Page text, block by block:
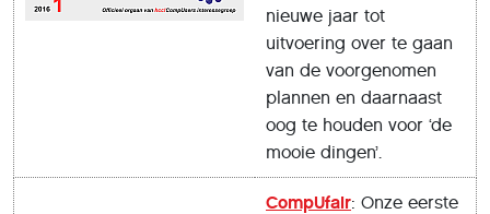
nieuwe jaar tot
uitvoering over te gaan
van de voorgenomen
plannen en daarnaast
oog te houden voor ‘de
mooie dingen’.
CompUfair: Onze eerste